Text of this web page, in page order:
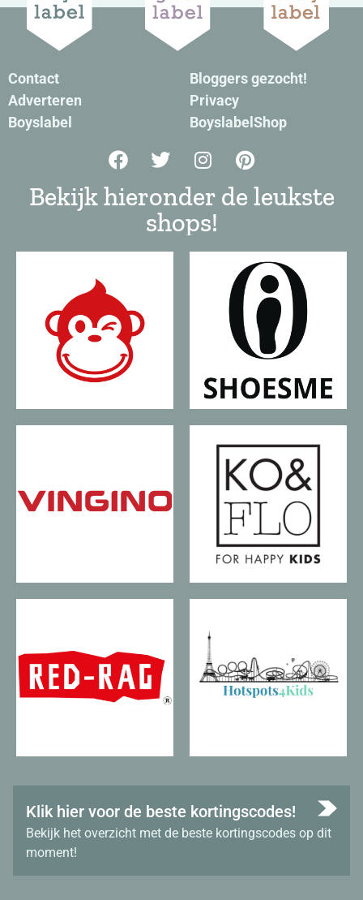
Contact
Adverteren
Boyslabel
Bloggers gezocht!
Privacy
BoyslabelShop
Bekijk hieronder de leukste
shops!
Klik hier voor de beste kortingscodes!
Bekijk het overzicht met de beste kortingscodes op dit
moment!